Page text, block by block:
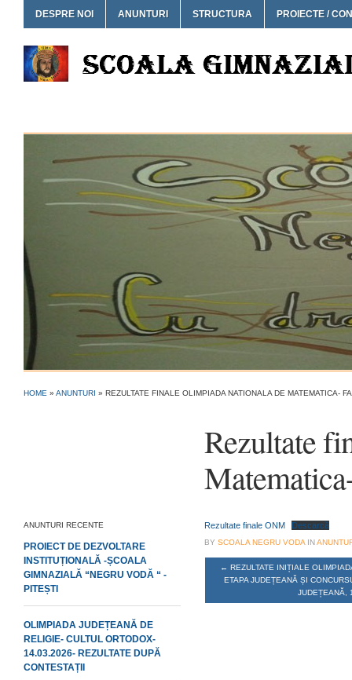
DESPRE NOI ANUNTURI STRUCTURA PROIECTE /
SCOALA GIMNAZIALA
HOME » ANUNTURI » REZULTATE FINALE OLIMPIADA NATIONALA DE MATEMATICA-
Rezultate
ANUNTURI RECENTE
PROIECT DE DEZVOLTARE
INSTITUȚIONALĂ -ȘCOALA
GIMNAZIALĂ “NEGRU VODĂ “ -
PITEȘTI
OLIMPIADA JUDEȚEANĂ DE
RELIGIE- CULTUL ORTODOX-
14.03.2026- REZULTATE DUPĂ
CONTESTAȚII
Rezultate finale ONM Descarcă
BY SCOALA NEGRU VODA IN
← REZULTATE INIȚIALE
ETAPA JUDEȚEANĂ ȘI
JUDEȚEANĂ,